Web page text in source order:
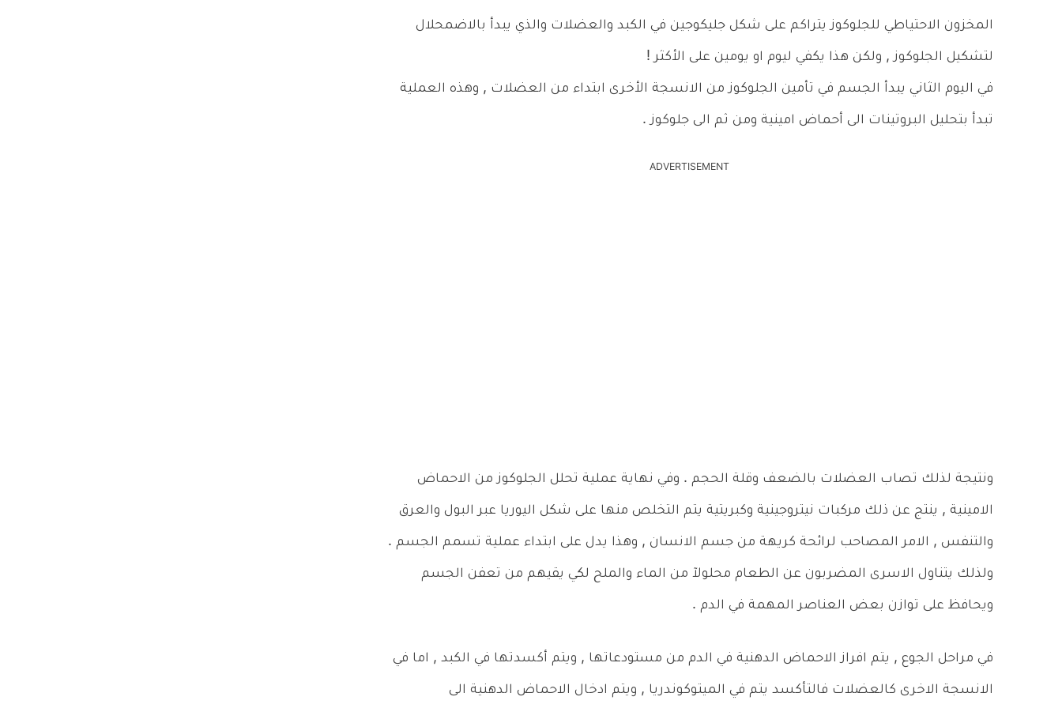
المخزون الاحتياطي للجلوكوز يتراكم على شكل جليكوجين في الكبد والعضلات والذي يبدأ بالاضمحلال
لتشكيل الجلوكوز , ولكن هذا يكفي ليوم او يومين على الأكثر !
في اليوم الثاني يبدأ الجسم في تأمين الجلوكوز من الانسجة الأخرى ابتداء من العضلات , وهذه العملية
تبدأ بتحليل البروتينات الى أحماض امينية ومن ثم الى جلوكوز .
ADVERTISEMENT
ونتيجة لذلك تصاب العضلات بالضعف وقلة الحجم . وفي نهاية عملية تحلل الجلوكوز من الاحماض
الامينية , ينتج عن ذلك مركبات نيتروجينية وكبريتية يتم التخلص منها على شكل اليوريا عبر البول والعرق
والتنفس , الامر المصاحب لرائحة كريهة من جسم الانسان , وهذا يدل على ابتداء عملية تسمم الجسم .
ولذلك يتناول الاسرى المضربون عن الطعام محلولآ من الماء والملح لكي يقيهم من تعفن الجسم
ويحافظ على توازن بعض العناصر المهمة في الدم .
في مراحل الجوع , يتم افراز الاحماض الدهنية في الدم من مستودعاتها , ويتم أكسدتها في الكبد , اما في
الانسجة الاخرى كالعضلات فالتأكسد يتم في الميتوكوندريا , ويتم ادخال الاحماض الدهنية الى